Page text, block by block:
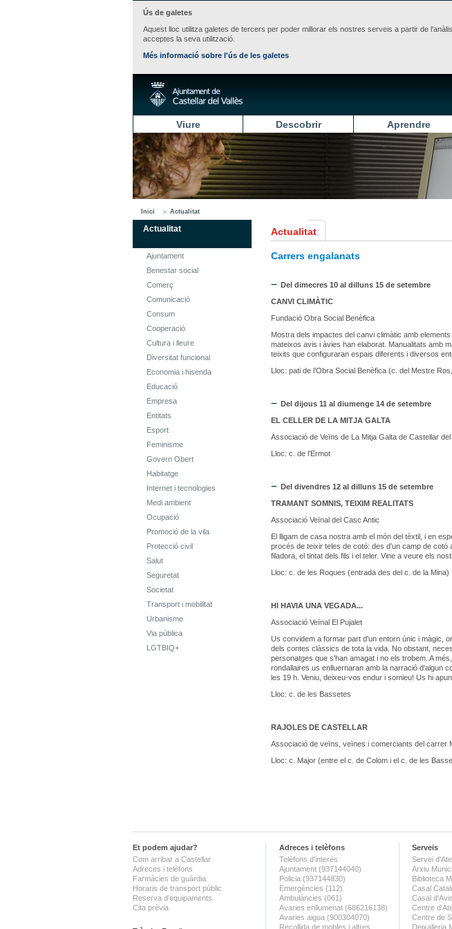
Ús de galetes
Aquest lloc utilitza galetes de tercers per poder millorar els nostres serveis a partir de
acceptes la seva utilització.
Més informació sobre l'ús de les galetes
Viure Descobrir Aprendre
Inici Actualitat
Actualitat
Ajuntament
Benestar social
Comerç
Comunicació
Consum
Cooperació
Cultura i lleure
Diversitat funcional
Economia i hisenda
Educació
Empresa
Entitats
Esport
Feminisme
Govern Obert
Habitatge
Internet i tecnologies
Medi ambient
Ocupació
Promoció de la vila
Protecció civil
Salut
Seguretat
Societat
Transport i mobilitat
Urbanisme
Via pública
LGTBIQ+
Actualitat
Carrers engalanats
Del dimecres 10 al dilluns 15 de setembre
CANVI CLIMÀTIC
Fundació Obra Social Benèfica
Mostra dels impactes del canvi climàtic amb
mateixos avis i àvies han elaborat. Manualitats amb
teixits que configuraran espais diferents i diversos
Lloc: pati de l’Obra Social Benèfica (c. del Mestre
Del dijous 11 al diumenge 14 de setembre
EL CELLER DE LA MITJA GALTA
Associació de Veïns de La Mitja Galta de Castellar del
Lloc: c. de l’Ermot
Del divendres 12 al dilluns 15 de setembre
TRAMANT SOMNIS, TEIXIM REALITATS
Associació Veïnal del Casc Antic
El lligam de casa nostra amb el món del tèxtil, i en
procés de teixir teles de cotó: des d’un camp de
filadora, el tintat dels fils i el teler. Vine a veure els
Lloc: c. de les Roques (entrada des del c. de la Mina)
HI HAVIA UNA VEGADA...
Associació Veïnal El Pujalet
Us convidem a formar part d'un entorn únic i màgic,
dels contes clàssics de tota la vida. No obstant,
personatges que s'han amagat i no els trobem. A
rondallaires us enlluernaran amb la narració d'algun
les 19 h. Veniu, deixeu-vos endur i somieu! Us hi
Lloc: c. de les Bassetes
RAJOLES DE CASTELLAR
Associació de veïns, veïnes i comerciants del carrer
Lloc: c. Major (entre el c. de Colom i el c. de les
Et podem ajudar?
Com arribar a Castellar
Adreces i telèfons
Farmàcies de guàrdia
Horaris de transport públic
Reserva d'equipaments
Cita prèvia
Adreces i telèfons
Telèfons d'interès
Ajuntament (937144040)
Policia (937144830)
Emergències (112)
Ambulàncies (061)
Avaries enllumenat (686216138)
Avaries aigua (900304070)
Recollida de mobles i altres
Serveis
Servei
Arxiu
Biblioteca
Casal
Casal
Centre
Centre de
Deixalleria